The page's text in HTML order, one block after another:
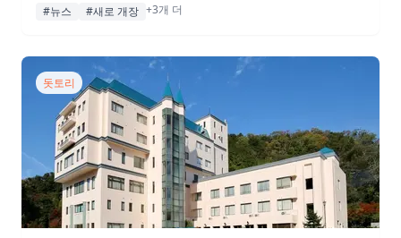
#뉴스
#새로 개장 +3개 더
돗토리